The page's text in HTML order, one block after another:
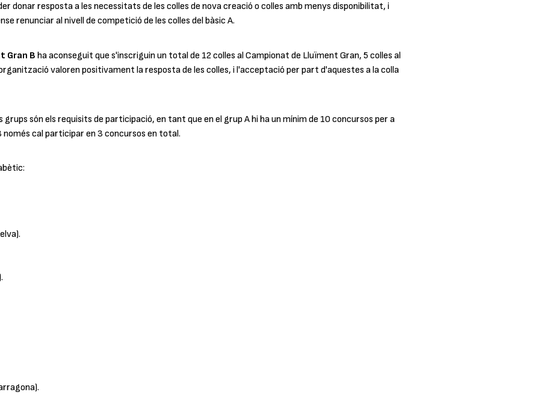
donar resposta a les necessitats de les colles de nova creació o colles amb menys disponibilitat, i
renunciar al nivell de competició de les colles del bàsic A.
Gran B ha aconseguit que s'inscriguin un total de 12 colles al Campionat de Lluïment Gran, 5 colles al
valoren positivament la resposta de les colles, i l'acceptació per part d'aquestes a la colla
són els requisits de participació, en tant que en el grup A hi ha un mínim de 10 concursos per a
cal participar en 3 concursos en total.